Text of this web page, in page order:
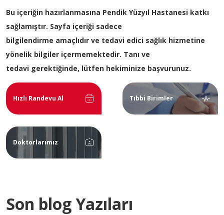
Bu içeriğin hazırlanmasına Pendik Yüzyıl Hastanesi katkı
sağlamıştır. Sayfa içeriği sadece
bilgilendirme amaçlıdır ve tedavi edici sağlık hizmetine
yönelik bilgiler içermemektedir. Tanı ve
tedavi gerektiğinde, lütfen hekiminize başvurunuz.
Hızlı Randevu Al Tıbbi Birimler
Doktorlarımız
Son blog Yazıları